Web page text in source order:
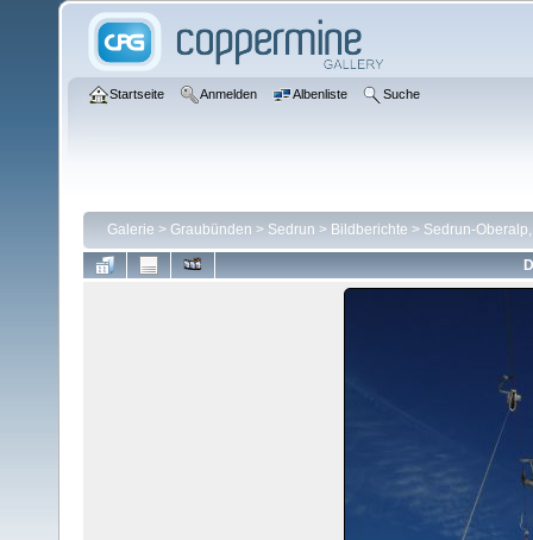
Startseite Anmelden Albenliste Suche
Galerie > Graubünden > Sedrun > Bildberichte > Sedrun-